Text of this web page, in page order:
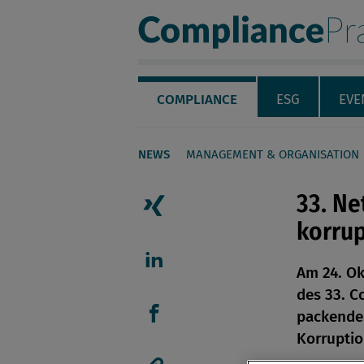
Compliance
Servicenavigation
Navigation
COMPLIANCE ESG
NEWS MANAGEMENT & ORGANISATION
Seiteninhalt
Artikel auf Xing teilen
Artikel auf linkedIn teilen
Artikel auf Facebook
33.
Am 24.
des 33.